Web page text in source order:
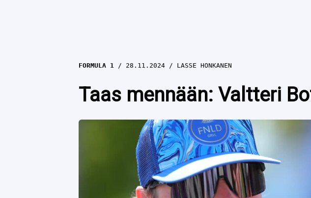
FORMULA 1 28.11.2024 LASSE HONKANEN
Taas mennään: Valtteri